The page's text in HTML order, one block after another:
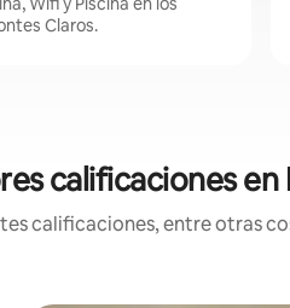
Claros.
calificaciones
calificaciones, entre otras